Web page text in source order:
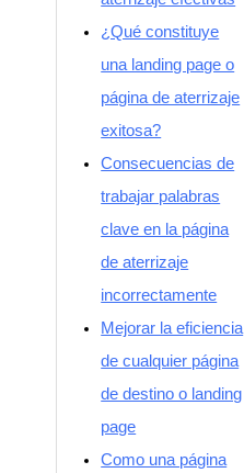
¿Qué constituye
una landing page o
página de aterrizaje
exitosa?
Consecuencias de
trabajar palabras
clave en la página
de aterrizaje
incorrectamente
Mejorar la eficiencia
de cualquier página
de destino o landing
page
Como una página